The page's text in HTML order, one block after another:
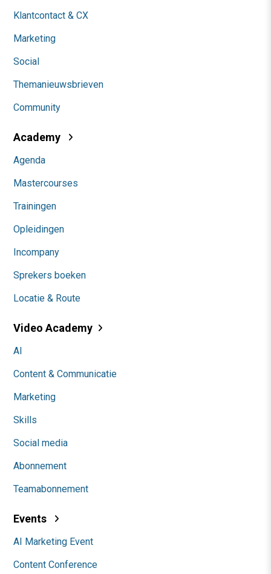
Klantcontact & CX
Marketing
Social
Themanieuwsbrieven
Community
Academy
Agenda
Mastercourses
Trainingen
Opleidingen
Incompany
Sprekers boeken
Locatie & Route
Video Academy
AI
Content & Communicatie
Marketing
Skills
Social media
Abonnement
Teamabonnement
Events
AI Marketing Event
Content Conference